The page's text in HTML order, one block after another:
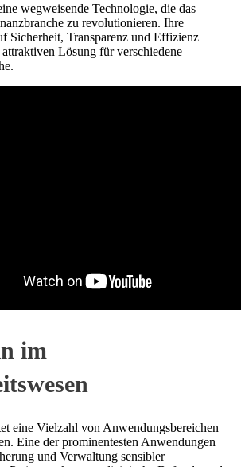
wegweisende Technologie, die das
zu revolutionieren. Ihre
Sicherheit, Transparenz und Effizienz
Lösung für verschiedene
im
eine Vielzahl von Anwendungsbereichen
Eine der prominentesten Anwendungen
und Verwaltung sensibler